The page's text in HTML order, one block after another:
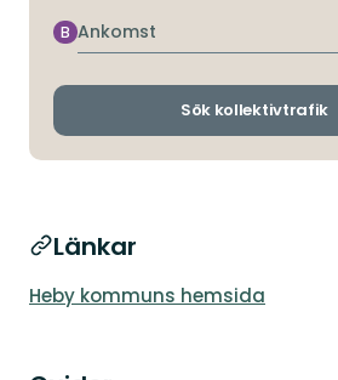
Ankomst
B
Sök kollektivtrafik
Länkar
Heby kommuns hemsida